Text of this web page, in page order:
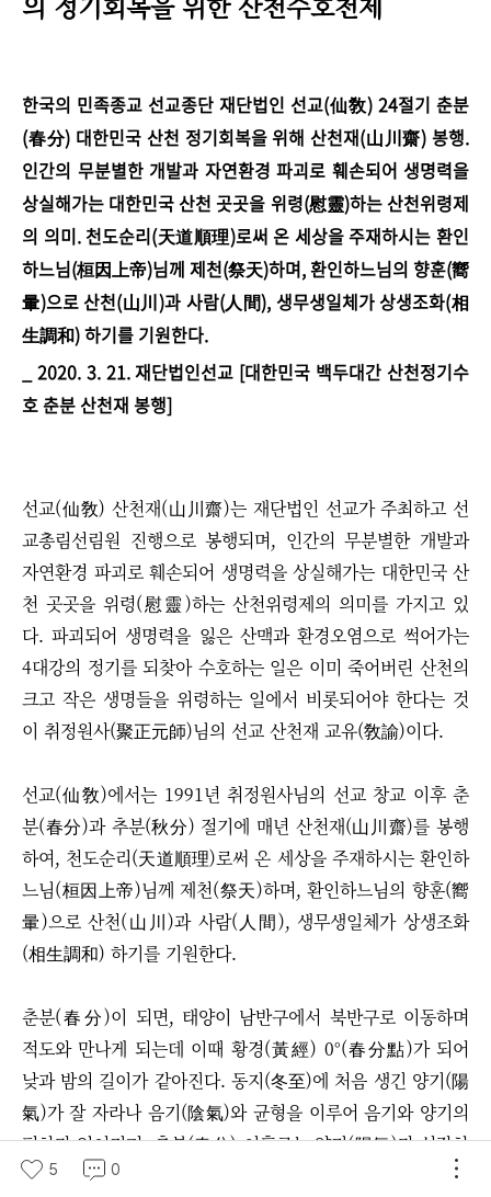
한국의 민족종교 선교종단 재단법인 선교(仙敎) 24절기 춘분
(春分) 대한민국 산천 정기회복을 위해 산천재(山川齋) 봉행.
인간의 무분별한 개발과 자연환경 파괴로 훼손되어 생명력을
상실해가는 대한민국 산천 곳곳을 위령(慰靈)하는 산천위령제
의 의미. 천도순리(天道順理)로써 온 세상을 주재하시는 환인
하느님(桓因上帝)님께 제천(祭天)하며, 환인하느님의 향훈(嚮
暈)으로 산천(山川)과 사람(人間), 생무생일체가 상생조화(相
生調和) 하기를 기원한다.
_ 2020. 3. 21. 재단법인선교 [대한민국 백두대간 산천정기수
호 춘분 산천재 봉행]
선교(仙敎) 산천재(山川齋)는 재단법인 선교가 주최하고 선
교총림선림원 진행으로 봉행되며, 인간의 무분별한 개발과
자연환경 파괴로 훼손되어 생명력을 상실해가는 대한민국 산
천 곳곳을 위령(慰靈)하는 산천위령제의 의미를 가지고 있
다. 파괴되어 생명력을 잃은 산맥과 환경오염으로 썩어가는
4대강의 정기를 되찾아 수호하는 일은 이미 죽어버린 산천의
크고 작은 생명들을 위령하는 일에서 비롯되어야 한다는 것
이 취정원사(聚正元師)님의 선교 산천재 교유(敎諭)이다.
선교(仙敎)에서는 1991년 취정원사님의 선교 창교 이후 춘
분(春分)과 추분(秋分) 절기에 매년 산천재(山川齋)를 봉행
하여, 천도순리(天道順理)로써 온 세상을 주재하시는 환인하
느님(桓因上帝)님께 제천(祭天)하며, 환인하느님의 향훈(嚮
暈)으로 산천(山川)과 사람(人間), 생무생일체가 상생조화
(相生調和) 하기를 기원한다.
춘분(春分)이 되면, 태양이 남반구에서 북반구로 이동하며
적도와 만나게 되는데 이때 황경(黃經) 0°(春分點)가 되어
낮과 밤의 길이가 같아진다. 동지(冬至)에 처음 생긴 양기(陽
氣)가 잘 자라나 음기(陰氣)와 균형을 이루어 음기와 양기의
편차가 없어지며, 춘분(春分) 이후로는 양기(陽氣)가 성장하
여 점차 음기(陰氣)를 누르게 되므로 점차 낮의 길이가 길어
5 0